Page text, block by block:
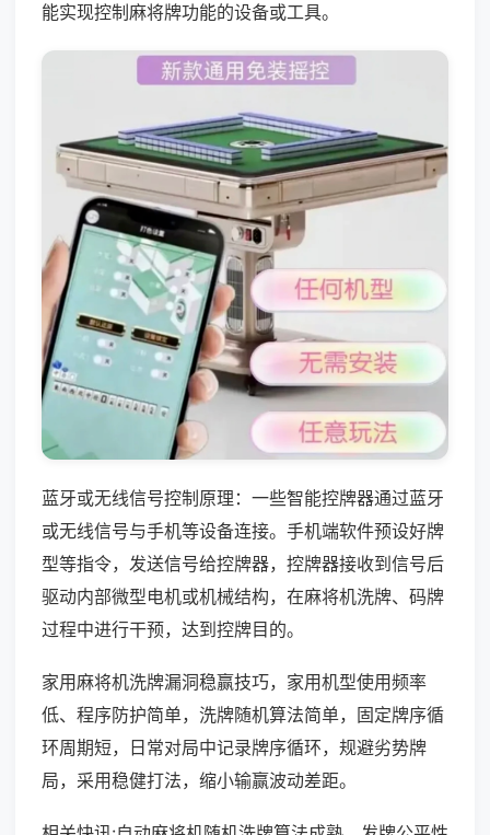
能实现控制麻将牌功能的设备或工具。
蓝牙或无线信号控制原理：一些智能控牌器通过蓝牙
或无线信号与手机等设备连接。手机端软件预设好牌
型等指令，发送信号给控牌器，控牌器接收到信号后
驱动内部微型电机或机械结构，在麻将机洗牌、码牌
过程中进行干预，达到控牌目的。
家用麻将机洗牌漏洞稳赢技巧，家用机型使用频率
低、程序防护简单，洗牌随机算法简单，固定牌序循
环周期短，日常对局中记录牌序循环，规避劣势牌
局，采用稳健打法，缩小输赢波动差距。